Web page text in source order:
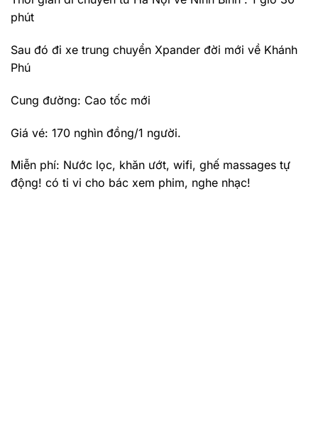
phút
Sau đó đi xe trung chuyển Xpander đời mới về Khánh
Phú
Cung đường: Cao tốc mới
Giá vé: 170 nghìn đồng/1 người.
Miễn phí: Nước lọc, khăn ướt, wifi, ghế massages tự
động! có ti vi cho bác xem phim, nghe nhạc!